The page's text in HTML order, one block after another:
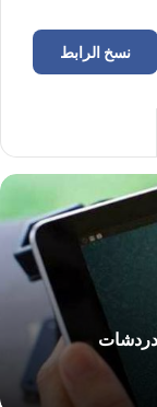
نسخ الرابط